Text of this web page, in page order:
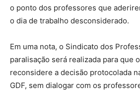
o ponto dos professores que
o dia de trabalho desconsiderado.
Em uma nota, o Sindicato dos
paralisação será realizada para que
reconsidere a decisão protocolada
GDF, sem dialogar com os